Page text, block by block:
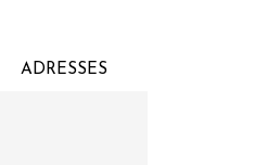
ADRESSES